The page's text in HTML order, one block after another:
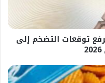
توقعات التضخم إلى